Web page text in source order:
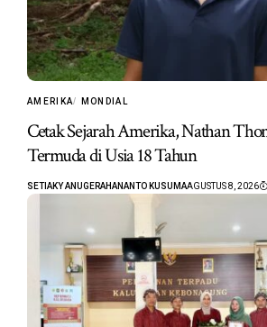
AMERIKA MONDIAL
Cetak Sejarah Amerika, Nathan
Termuda di Usia 18 Tahun
SETIAKY ANUGERAHANANTO KUSUMAAGUSTUS 8, 2026